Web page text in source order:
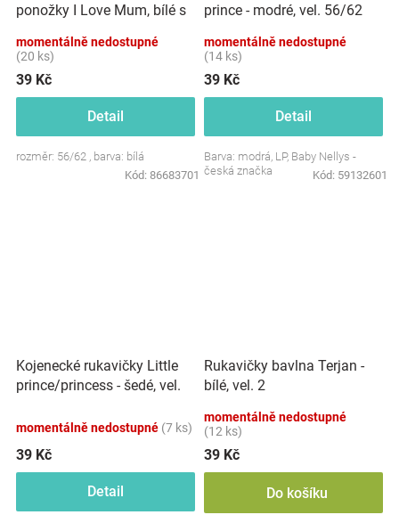
ponožky I Love Mum, bílé s
momentálně nedostupné
(20 ks)
39 Kč
Detail
rozměr: 56/62 , barva: bílá
Kód: 86683701
prince - modré, vel. 56/62
momentálně nedostupné
(14 ks)
39 Kč
Detail
Barva: modrá, LP, Baby Nellys -
česká značka
Kód: 59132601
Kojenecké rukavičky Little
prince/princess - šedé, vel.
momentálně nedostupné (7 ks)
39 Kč
Detail
Rukavičky bavlna Terjan -
bílé, vel. 2
momentálně nedostupné
(12 ks)
39 Kč
Do košíku